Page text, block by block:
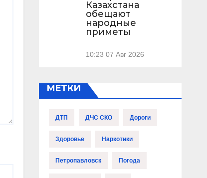
Казахстана
обещают
народные
приметы
10:23 07 Авг 2026
МЕТКИ
ДТП ДЧС СКО Дороги
Здоровье Наркотики
Петропавловск Погода